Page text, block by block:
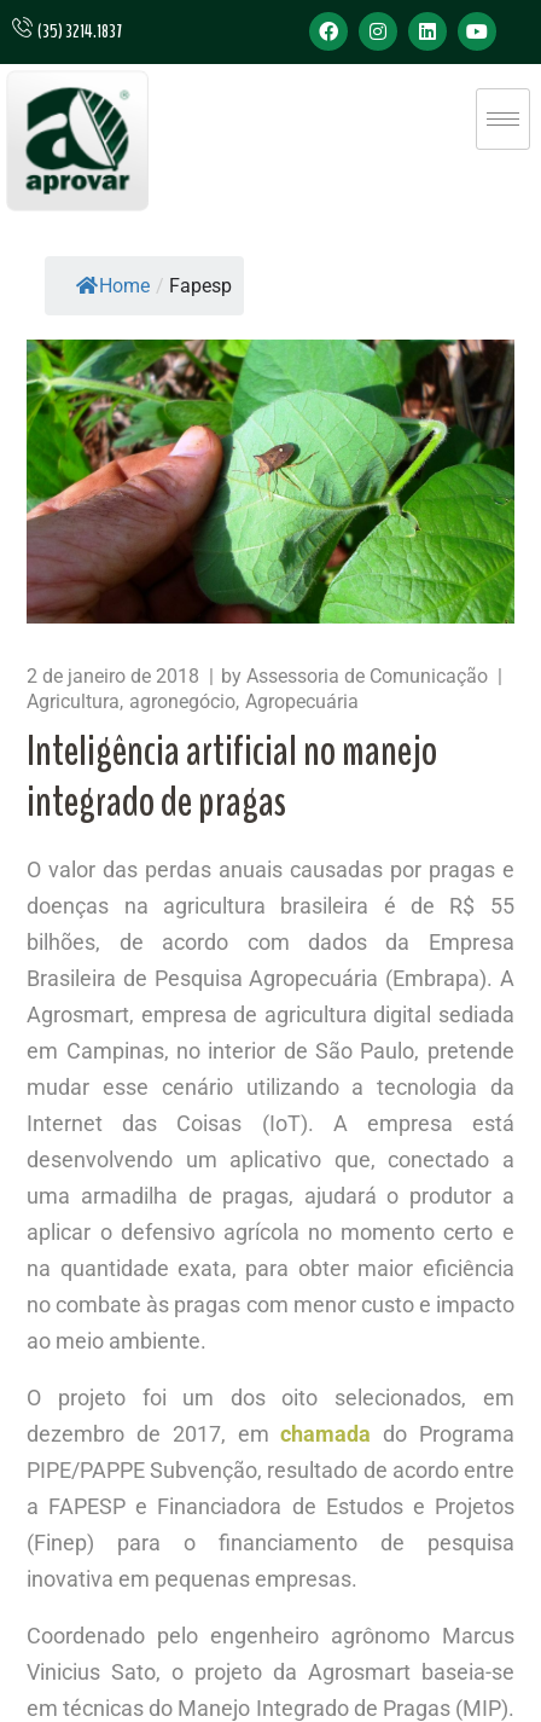
(35) 3214.1837
Home / Fapesp
2 de janeiro de 2018 byAssessoria de Comunicação
Agricultura agronegócio Agropecuária
Inteligência artificial no manejo
integrado de pragas
O valor das perdas anuais causadas por pragas e
doenças na agricultura brasileira é de R$ 55
bilhões, de acordo com dados da Empresa
Brasileira de Pesquisa Agropecuária (Embrapa). A
Agrosmart, empresa de agricultura digital sediada
em Campinas, no interior de São Paulo, pretende
mudar esse cenário utilizando a tecnologia da
Internet das Coisas (IoT). A empresa está
desenvolvendo um aplicativo que, conectado a
uma armadilha de pragas, ajudará o produtor a
aplicar o defensivo agrícola no momento certo e
na quantidade exata, para obter maior eficiência
no combate às pragas com menor custo e impacto
ao meio ambiente.
O projeto foi um dos oito selecionados, em
dezembro de 2017, emchamada do Programa
PIPE/PAPPE Subvenção, resultado de acordo entre
a FAPESP e Financiadora de Estudos e Projetos
(Finep) para o financiamento de pesquisa
inovativa em pequenas empresas.
Coordenado pelo engenheiro agrônomo Marcus
Vinicius Sato, o projeto da Agrosmart baseia-se
em técnicas do Manejo Integrado de Pragas (MIP).